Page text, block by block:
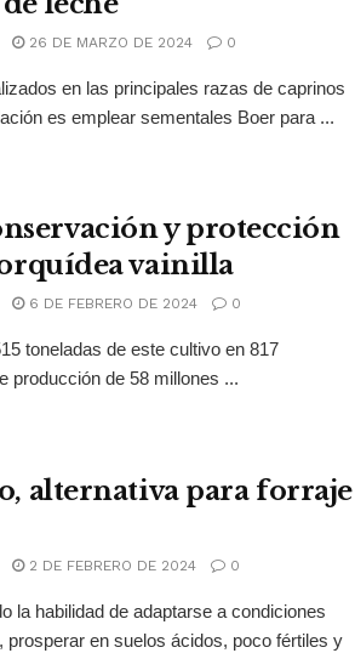
26 DE MARZO DE 2024 0
en las principales razas de caprinos
es emplear sementales Boer para ...
y protección
vainilla
6 DE FEBRERO DE 2024 0
toneladas de este cultivo en 817
producción de 58 millones ...
alternativa para forraje
2 DE FEBRERO DE 2024 0
la habilidad de adaptarse a condiciones
prosperar en suelos ácidos, poco fértiles y